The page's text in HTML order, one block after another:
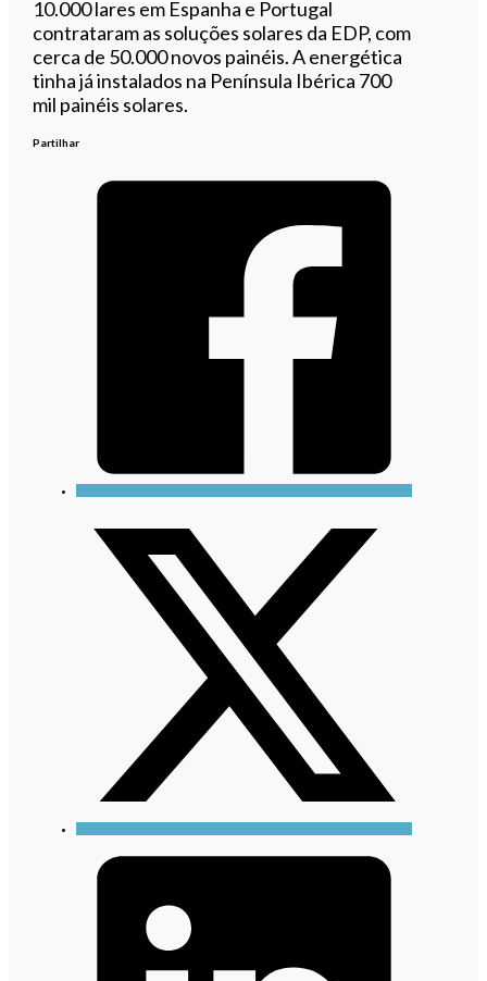
10.000 lares em Espanha e Portugal
contrataram as soluções solares da EDP, com
cerca de 50.000 novos painéis. A energética
tinha já instalados na Península Ibérica 700
mil painéis solares.
Partilhar